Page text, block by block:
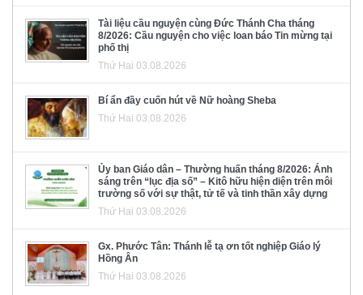
Tài liệu cầu nguyện cùng Đức Thánh Cha tháng
8/2026: Cầu nguyện cho việc loan báo Tin mừng tại
phố thị
Thứ Hai 03.08.2026
Bí ẩn đầy cuốn hút về Nữ hoàng Sheba
Thứ Hai 03.08.2026
Ủy ban Giáo dân – Thường huấn tháng 8/2026: Ánh
sáng trên “lục địa số” – Kitô hữu hiện diện trên môi
trường số với sự thật, tử tế và tinh thần xây dựng
Thứ Hai 03.08.2026
Gx. Phước Tân: Thánh lễ tạ ơn tốt nghiệp Giáo lý
Hồng Ân
Thứ Hai 03.08.2026